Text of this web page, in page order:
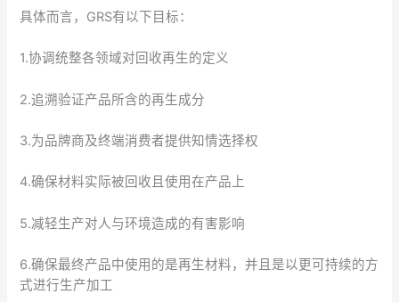
具体而言，GRS有以下目标：
1.协调统整各领域对回收再生的定义
2.追溯验证产品所含的再生成分
3.为品牌商及终端消费者提供知情选择权
4.确保材料实际被回收且使用在产品上
5.减轻生产对人与环境造成的有害影响
6.确保最终产品中使用的是再生材料，并且是以更可持续的方
式进行生产加工